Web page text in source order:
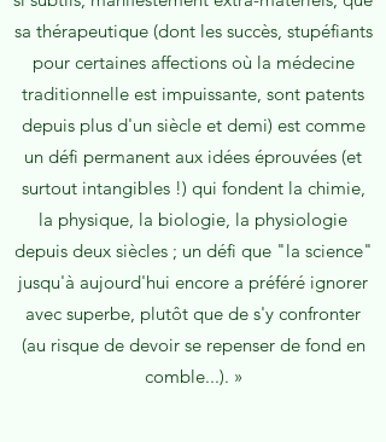
sa thérapeutique (dont les succès, stupéfiants
pour certaines affections où la médecine
traditionnelle est impuissante, sont patents
depuis plus d'un siècle et demi) est comme
un défi permanent aux idées éprouvées (et
surtout intangibles !) qui fondent la chimie,
la physique, la biologie, la physiologie
depuis deux siècles ; un défi que "la science"
jusqu'à aujourd'hui encore a préféré ignorer
avec superbe, plutôt que de s'y confronter
(au risque de devoir se repenser de fond en
comble...). »